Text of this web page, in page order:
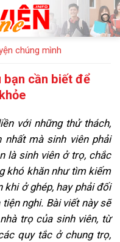
chúng mình
bạn cần biết để
với những thử thách,
mà sinh viên phải
là sinh viên ở trọ, chắc
khó khăn như tìm kiếm
khi ở ghép, hay phải đối
nghi. Bài viết này sẽ
trọ của sinh viên, từ
quy tắc ở chung trọ,